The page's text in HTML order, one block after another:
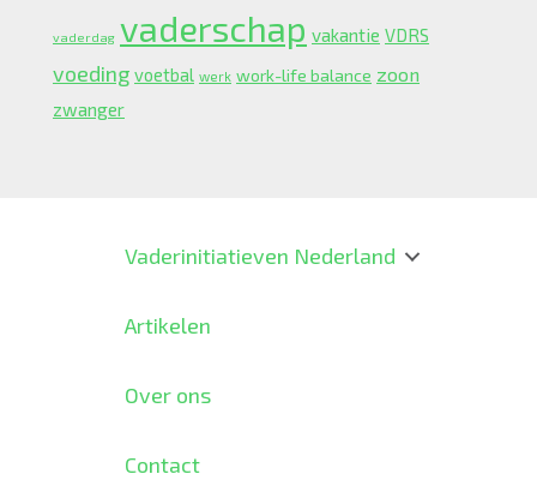
vaderdag vaderschap vakantie VDRS
voeding voetbal werk work-life balance zoon
zwanger
Vaderinitiatieven Nederland
Artikelen
Over ons
Contact